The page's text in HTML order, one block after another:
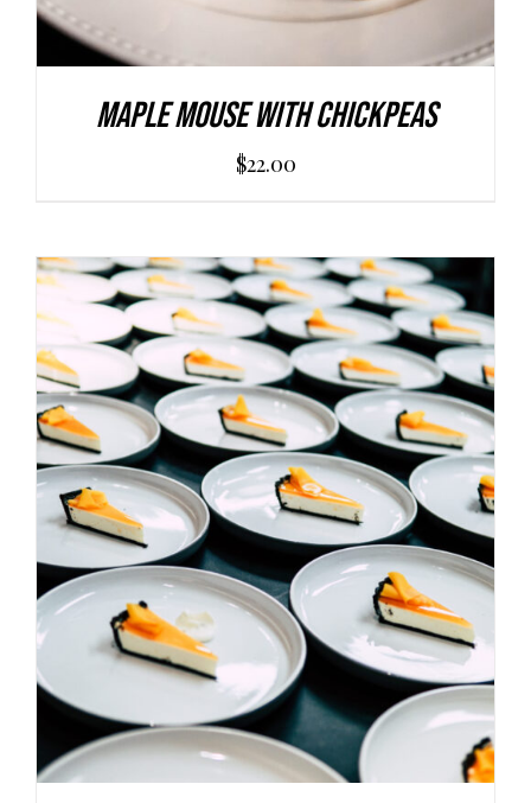
Maple Mouse With Chickpeas
$22.00
AGGIUNGI AL CARRELLO / DETAILS